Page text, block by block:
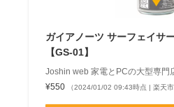
ガイアノーツ サーフェイサ
【GS-01】
Joshin web 家電とPCの大型専門
¥550
（2024/01/02 09:43時点 | 楽天市